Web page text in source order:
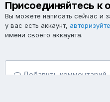
Присоединяйтесь к
Вы можете написать сейчас и
у вас есть аккаунт,
имени своего аккаунта.
Добавить комментарий...